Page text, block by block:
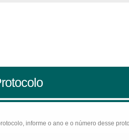
informe o ano e o número desse